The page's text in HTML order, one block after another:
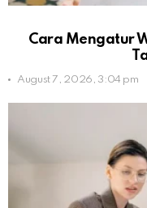
Cara Mengatur
August 7, 2026, 3:04 pm